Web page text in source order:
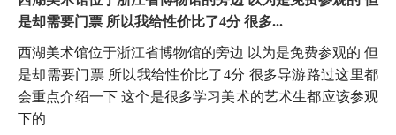
是却需要门票 所以我给性价比了4分 很多...
西湖美术馆位于浙江省博物馆的旁边 以为是免费参观的 但
是却需要门票 所以我给性价比了4分 很多导游路过这里都
会重点介绍一下 这个是很多学习美术的艺术生都应该参观
下的